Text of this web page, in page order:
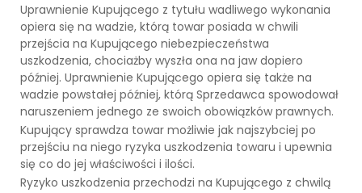
Uprawnienie Kupującego z tytułu wadliwego wykonania
opiera się na wadzie, którą towar posiada w chwili
przejścia na Kupującego niebezpieczeństwa
uszkodzenia, chociażby wyszła ona na jaw dopiero
później. Uprawnienie Kupującego opiera się także na
wadzie powstałej później, którą Sprzedawca spowodował
naruszeniem jednego ze swoich obowiązków prawnych.
Kupujący sprawdza towar możliwie jak najszybciej po
przejściu na niego ryzyka uszkodzenia towaru i upewnia
się co do jej właściwości i ilości.
Ryzyko uszkodzenia przechodzi na Kupującego z chwilą